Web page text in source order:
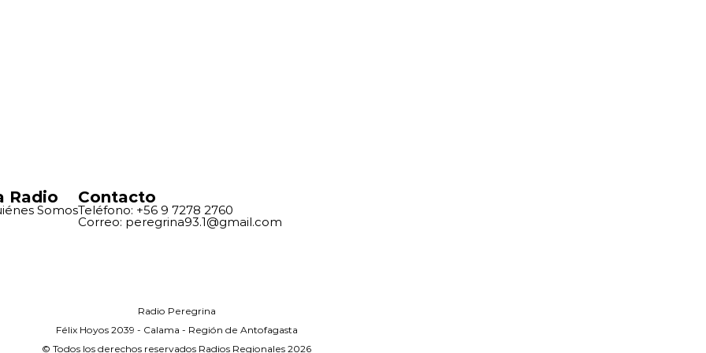
Radio
Somos
Contacto
Teléfono: +56 9 7278 2760
Correo: peregrina93.1@gmail.com
Radio Peregrina
Félix Hoyos 2039 - Calama - Región de Antofagasta
© Todos los derechos reservados Radios Regionales 2026